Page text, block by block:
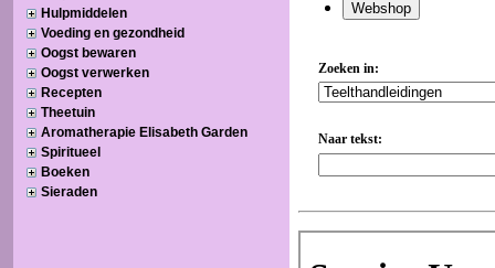
Hulpmiddelen
Voeding en gezondheid
Oogst bewaren
Oogst verwerken
Recepten
Theetuin
Aromatherapie Elisabeth Garden
Spiritueel
Boeken
Sieraden